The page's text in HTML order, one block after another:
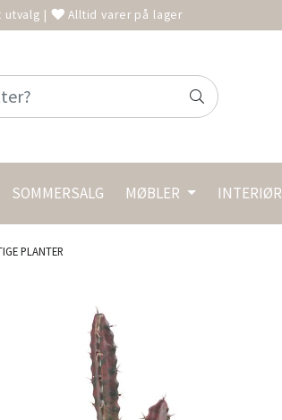
utvalg | Alltid varer på lager
SOMMERSALG MØBLER INTERIØR
PLANTER